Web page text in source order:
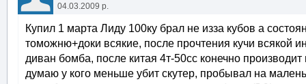
04.03.2009 р.
Купил 1 марта Лиду 100ку брал не изза кубов а
томожню+доки всякие, после прочтения кучи всякой
диван бомба, после китая 4т-50сс конечно
думаю у кого меньше убит скутер, пробывал на